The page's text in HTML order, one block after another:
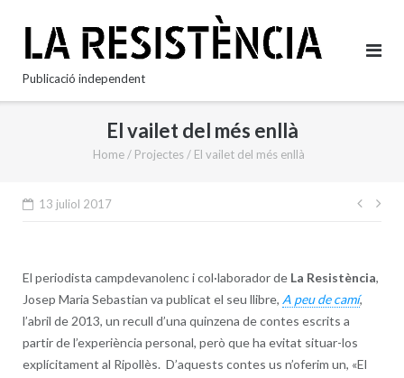
content
Publicació independent
El vailet del més enllà
Home / Projectes / El vailet del més enllà
13 juliol 2017
El periodista campdevanolenc i col·laborador de La Resistència,
Josep Maria Sebastian va publicat el seu llibre, A peu de camí,
l’abril de 2013, un recull d’una quinzena de contes escrits a
partir de l’experiència personal, però que ha evitat situar-los
explícitament al Ripollès. D’aquests contes us n’oferim un, «El